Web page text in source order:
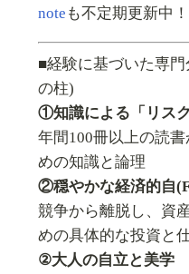
note も不定期更新中！
■経験に基づいた専
の柱)
①知識による「リス
年間100冊以上の読
めの知識と論理
②穏やかな経済的自
競争から離脱し、資
めの具体的な投資と
②大人の自立と美学